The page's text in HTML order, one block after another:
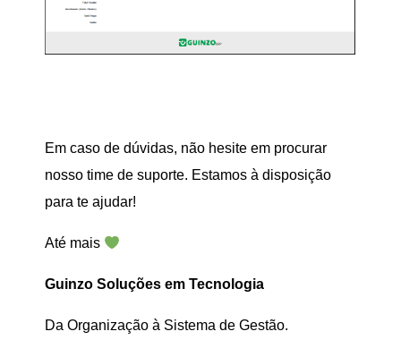
Em caso de dúvidas, não hesite em procurar
nosso time de suporte. Estamos à disposição
para te ajudar!
Até mais
Guinzo Soluções em Tecnologia
Da Organização à Sistema de Gestão.